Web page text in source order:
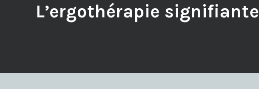
L’ergothérapie signifiante